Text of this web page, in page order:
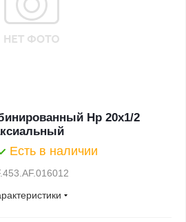
Нр 20х1/2
Есть в наличии